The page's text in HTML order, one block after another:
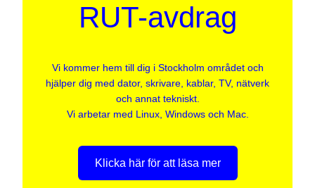
RUT-avdrag
Vi kommer hem till dig i Stockholm området och
hjälper dig med dator, skrivare, kablar, TV, nätverk
och annat tekniskt.
Vi arbetar med Linux, Windows och Mac.
Klicka här för att läsa mer